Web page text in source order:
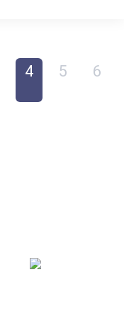
4 5 6